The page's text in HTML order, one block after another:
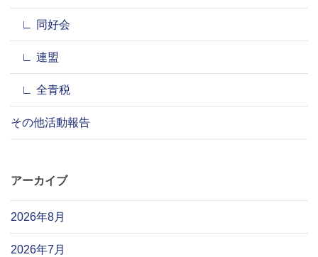
同好会
連盟
全青税
その他活動報告
アーカイブ
2026年8月
2026年7月